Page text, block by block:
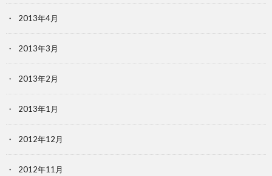
2013年4月
2013年3月
2013年2月
2013年1月
2012年12月
2012年11月